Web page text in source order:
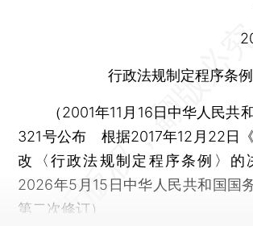
行政法规制定程序条例
（2001年11月16日中华人民共
321号公布 根据2017年12月22日
改〈行政法规制定程序条例〉
2026年5月15日中华人民共和国国
第二次修订）